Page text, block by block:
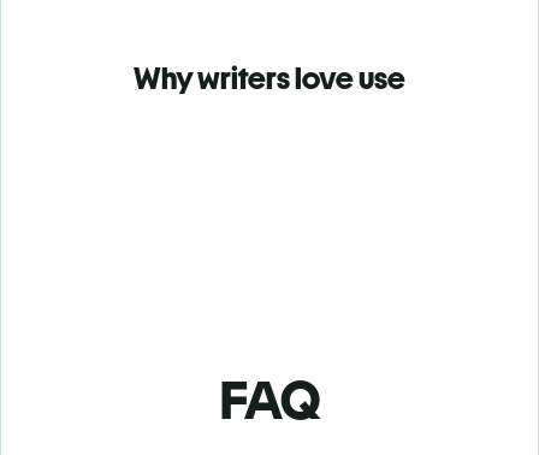
Why writers love use
FAQ